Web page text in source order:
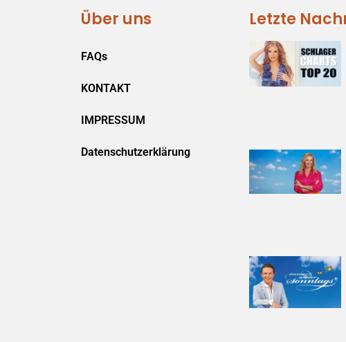
Über uns
FAQs
KONTAKT
IMPRESSUM
Datenschutzerklärung
Letzte